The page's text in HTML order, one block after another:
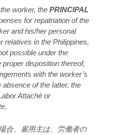
worker, thePRINCIPAL
for repatriation of the
and his/her personal
relatives in the Philippines,
possible under the
disposition thereof,
with the worker’s
of the latter, the
Attaché or
合、雇用主は、労働者の